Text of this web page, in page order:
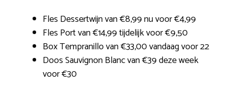
Fles Dessertwijn van €8,99 nu voor €4,99
Fles Port van €14,99 tijdelijk voor €9,50
Box Tempranillo van €33,00 vandaag voor 22
Doos Sauvignon Blanc van €39 deze week
voor €30